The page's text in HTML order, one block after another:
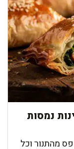
נמסות
מהתנור וכל